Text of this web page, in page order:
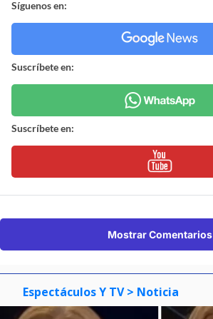
Síguenos en:
Suscríbete en:
Suscríbete en:
Mostrar Comentarios
Espectáculos Y TV > Noticia